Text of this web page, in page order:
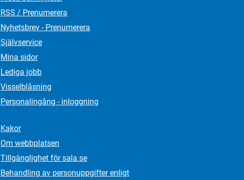
RSS / Prenumerera
Nyhetsbrev - Prenumerera
Självservice
Mina sidor
Lediga jobb
Visselblåsning
Personalingång - inloggning
Kakor
Om webbplatsen
Tillgänglighet för sala.se
Behandling av personuppgifter enligt